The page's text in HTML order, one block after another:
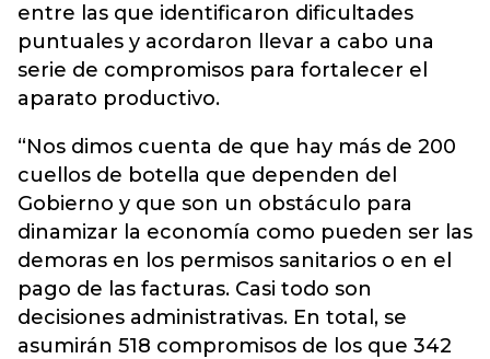
entre las que identificaron dificultades
puntuales y acordaron llevar a cabo una
serie de compromisos para fortalecer el
aparato productivo.
“Nos dimos cuenta de que hay más de 200
cuellos de botella que dependen del
Gobierno y que son un obstáculo para
dinamizar la economía como pueden ser las
demoras en los permisos sanitarios o en el
pago de las facturas. Casi todo son
decisiones administrativas. En total, se
asumirán 518 compromisos de los que 342